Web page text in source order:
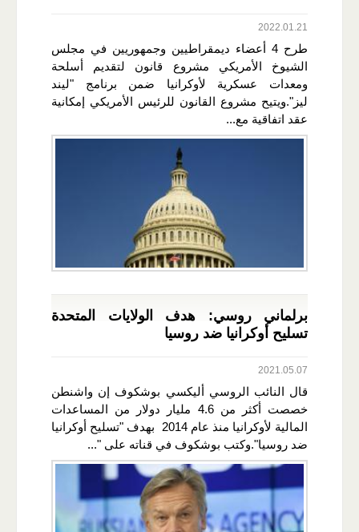
2022.01.21
طرح 4 أعضاء ديمقراطيين وجمهوريين في مجلس
الشيوخ الأمريكي مشروع قانون لتقديم أسلحة
ومعدات عسكرية لأوكرانيا ضمن برنامج "ليند
ليز".ويتيح مشروع القانون للرئيس الأمريكي إمكانية
عقد اتفاقية مع...
برلماني روسي: هدف الولايات المتحدة
تسليح أوكرانيا ضد روسيا
2021.05.07
قال النائب الروسي أليكسي بوشكوف إن واشنطن
خصصت أكثر من 4.6 مليار دولار من المساعدات
المالية لأوكرانيا منذ عام 2014 بهدف "تسليح أوكرانيا
ضد روسيا".وكتب بوشكوف في قناته على "...